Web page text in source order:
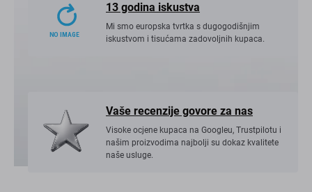
13 godina iskustva
Mi smo europska tvrtka s dugogodišnjim
iskustvom i tisućama zadovoljnih kupaca.
Vaše recenzije govore za nas
Visoke ocjene kupaca na Googleu, Trustpilotu i
našim proizvodima najbolji su dokaz kvalitete
naše usluge.